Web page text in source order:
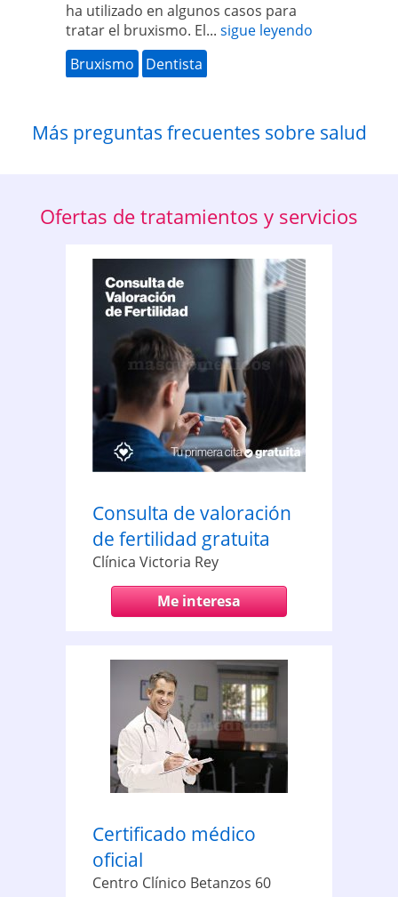
ha utilizado en algunos casos para
tratar el bruxismo. El... sigue leyendo
Bruxismo
Dentista
Más preguntas frecuentes sobre salud
Ofertas de tratamientos y servicios
Consulta de valoración
de fertilidad gratuita
Clínica Victoria Rey
Me interesa
Certificado médico
oficial
Centro Clínico Betanzos 60